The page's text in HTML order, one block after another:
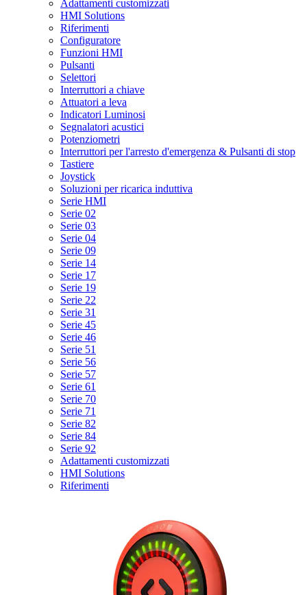
Adattamenti customizzati
HMI Solutions
Riferimenti
Configuratore
Funzioni HMI
Pulsanti
Selettori
Interruttori a chiave
Attuatori a leva
Indicatori Luminosi
Segnalatori acustici
Potenziometri
Interruttori per l'arresto d'emergenza & Pulsanti di stop
Tastiere
Joystick
Soluzioni per ricarica induttiva
Serie HMI
Serie 02
Serie 03
Serie 04
Serie 09
Serie 14
Serie 17
Serie 19
Serie 22
Serie 31
Serie 45
Serie 46
Serie 51
Serie 56
Serie 57
Serie 61
Serie 70
Serie 71
Serie 82
Serie 84
Serie 92
Adattamenti customizzati
HMI Solutions
Riferimenti